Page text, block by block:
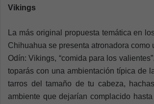
Vikings
La más original propuesta temática en
Chihuahua se presenta atronadora como
Odín: Vikings, “comida para los valientes”.
toparás con una ambientación típica de
tarros del tamaño de tu cabeza,
ambiente que dejarían complacido